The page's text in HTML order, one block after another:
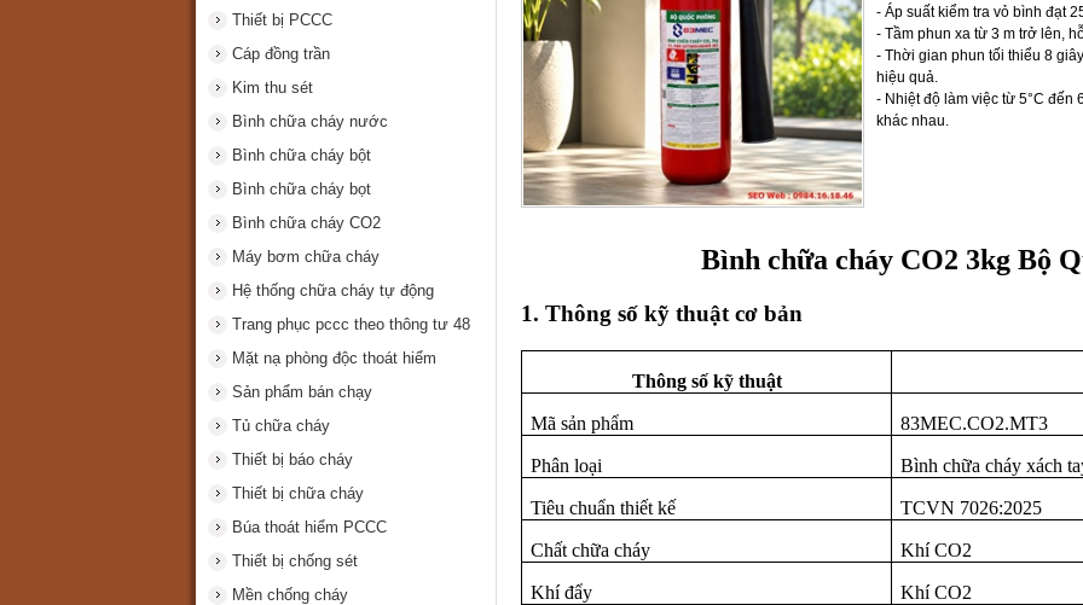
Thiết bị PCCC
Cáp đồng trần
Kim thu sét
Bình chữa cháy nước
Bình chữa cháy bột
Bình chữa cháy bọt
Bình chữa cháy CO2
Máy bơm chữa cháy
Hệ thống chữa cháy tự động
Trang phục pccc theo thông tư 48
Mặt nạ phòng độc thoát hiểm
Sản phẩm bán chạy
Tủ chữa cháy
Thiết bị báo cháy
Thiết bị chữa cháy
Búa thoát hiểm PCCC
Thiết bị chống sét
Mền chống cháy
- Áp suất kiểm tra vỏ bình đạt
- Tầm phun xa từ 3 m trở lên,
- Thời gian phun tối thiểu 8
hiệu quả.
- Nhiệt độ làm việc từ 5°C đến
khác nhau.
Bình chữa cháy CO2 3kg Bộ
1. Thông số kỹ thuật cơ bản
Thông số kỹ thuật
Mã sản phẩm 83MEC.CO2.MT3
Phân loại Bình chữa cháy xách
Tiêu chuẩn thiết kế TCVN 7026:2025
Chất chữa cháy Khí CO2
Khí đẩy Khí CO2